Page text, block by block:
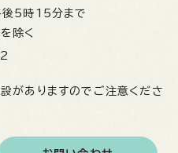
5時15分まで
除く
がありますのでご注意くださ